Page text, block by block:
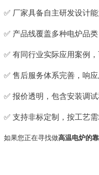
✅ 厂家具备自主研发设计
✅ 产品线覆盖多种电炉品
✅ 有同行业实际应用案例
✅ 售后服务体系完善，响
✅ 报价透明，包含安装调试
✅ 支持非标定制，按工艺
如果您正在寻找做高温电炉的